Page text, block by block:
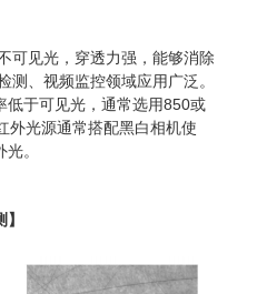
可见光，穿透力强，能够消除
测、视频监控领域应用广泛。
低于可见光，通常选用850或
外光源通常搭配黑白相机使
。